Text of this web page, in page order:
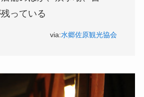
っている
via:水郷佐原観光協会